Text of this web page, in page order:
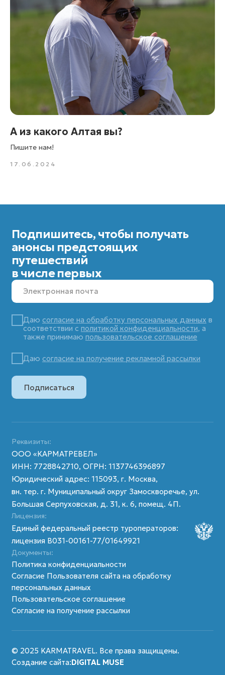
А из какого Алтая вы?
Пишите нам!
17.06.2024
Юридический адрес: 115093, г. Москва,
вн. тер. г. Муниципальный округ Замоскворечье, ул.
Большая Серпуховская, д. 31, к. 6, помещ. 4П.
Единый федеральный реестр туроператоров:
лицензия В031-00161-77/01649921
Политика конфиденциальности
Согласие Пользователя сайта на обработку
персональных данных
Пользовательское соглашение
Создание сайта: